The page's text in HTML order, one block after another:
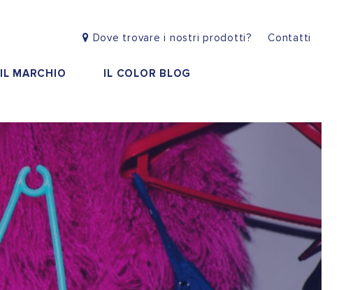
Dove trovare i nostri prodotti? Contatti
IL MARCHIO IL COLOR BLOG